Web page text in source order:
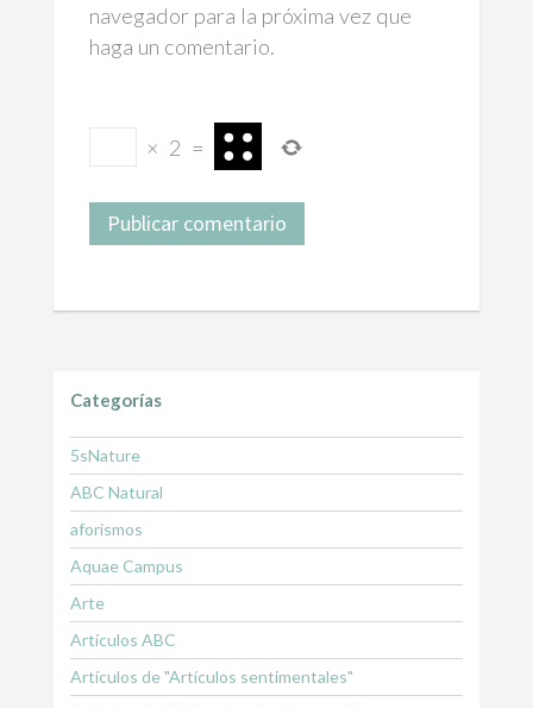
navegador para la próxima vez que
haga un comentario.
× 2 =
Categorías
5sNature
ABC Natural
aforismos
Aquae Campus
Arte
Artículos ABC
Artículos de "Artículos sentimentales"